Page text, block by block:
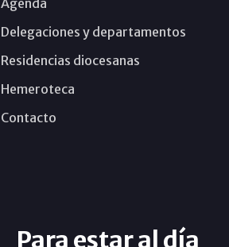
Agenda
Delegaciones y departamentos
Residencias diocesanas
Hemeroteca
Contacto
Para estar al día